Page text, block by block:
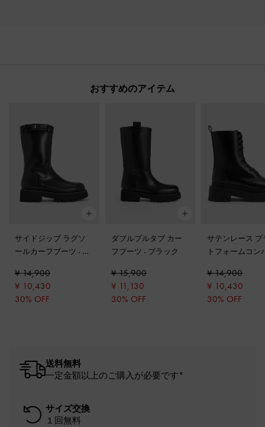
おすすめのアイテム
サイドジップ ラグソ
ールカーフブーツ - ブ
¥ 14,900
¥ 10,430
30% OFF
ダブルプルタブ カー
フブーツ - ブラック
¥ 15,900
¥ 11,130
30% OFF
サテンレース プ
トフォームコン
¥ 14,900
¥ 10,430
30% OFF
送料無料
一定金額以上のご購入が必要です*
サイズ交換
１回無料